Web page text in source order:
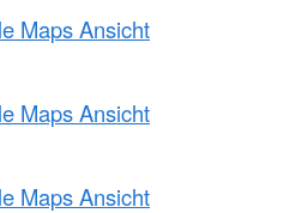
Maps Ansicht
Maps Ansicht
Maps Ansicht